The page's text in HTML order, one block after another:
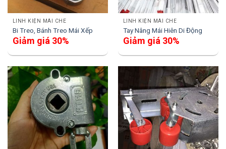
LINH KIỆN MÁI CHE
Bi Treo, Bánh Treo Mái Xếp
Giảm giá 30%
LINH KIỆN MÁI CHE
Tay Nâng Mái Hiên Di Động
Giảm giá 30%